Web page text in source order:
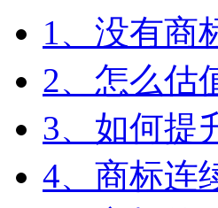
1、没有商
2、怎么估
3、如何提
4、商标连